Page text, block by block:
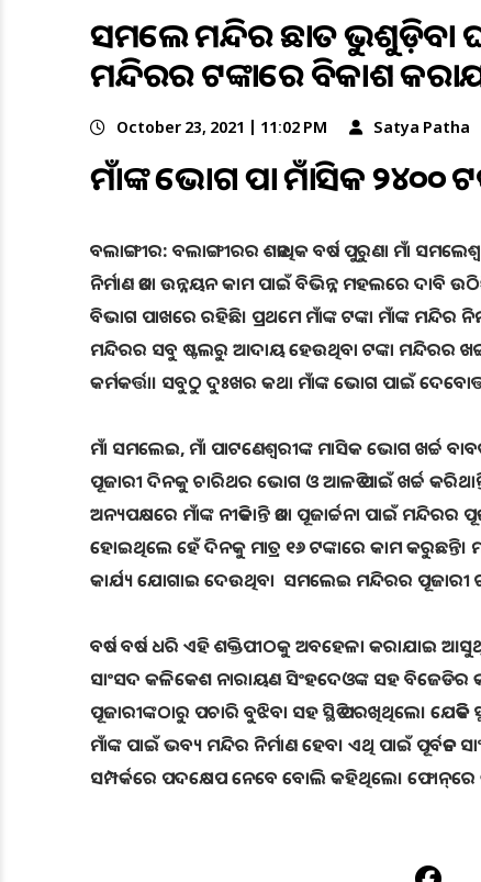
ସମଲେଇ ମନ୍ଦିର ଛାତ
ମନ୍ଦିରର ଟଙ୍କାରେ ବିକାଶ
October 23, 2021 | 11:02 PM Satya Patha
ମାଁଙ୍କ ଭୋଗ ପାଇଁ ମାସିକ ୨୪୦୦
ବଲାଙ୍ଗୀର: ବଲାଙ୍ଗୀରର ଶତାଧିକ ବର୍ଷ ପୁରୁଣା ମାଁ
ନିର୍ମାଣ ତଥା ଉନ୍ନୟନ କାମ ପାଇଁ ବିଭିନ୍ନ ମହଲରେ ଦାବି
ବିଭାଗ ପାଖରେ ରହିଛି। ପ୍ରଥମେ ମାଁଙ୍କ ଟଙ୍କା ମାଁଙ୍କ ମନ୍ଦିର
ମନ୍ଦିରର ସବୁ ଷ୍ଟଲରୁ ଆଦାୟ ହେଉଥିବା ଟଙ୍କା ମନ୍ଦିରର
କର୍ମକର୍ତ୍ତା। ସବୁଠୁ ଦୁଃଖର କଥା ମାଁଙ୍କ ଭୋଗ ପାଇଁ
ମାଁ ସମଲେଇ, ମାଁ ପାଟଣେଶ୍ୱରୀଙ୍କ ମାସିକ ଭୋଗ ଖର୍ଚ୍ଚ
ପୂଜାରୀ ଦିନକୁ ଚାରିଥର ଭୋଗ ଓ ଆଳତି ପାଇଁ ଖର୍ଚ୍ଚ
ଅନ୍ୟପକ୍ଷରେ ମାଁଙ୍କ ନୀତିକାନ୍ତି ତଥା ପୂଜାର୍ଚ୍ଚନା ପାଇଁ
ହୋଇଥିଲେ ହେଁ ଦିନକୁ ମାତ୍ର ୧୬ ଟଙ୍କାରେ କାମ
କାର୍ଯ୍ୟ ଯୋଗାଇ ଦେଉଥିବା ସମଲେଇ ମନ୍ଦିରର ପୂଜାରୀ
ବର୍ଷ ବର୍ଷ ଧରି ଏହି ଶକ୍ତିପୀଠକୁ ଅବହେଳା କରାଯାଇ
ସାଂସଦ କଳିକେଶ ନାରାୟଣ ସିଂହଦେଓଙ୍କ ସହ ବିଜେଡିର
ପୂଜାରୀଙ୍କଠାରୁ ପଚାରି ବୁଝିବା ସହ ସ୍ଥିତି ପରଖିଥିଲେ।
ମାଁଙ୍କ ପାଇଁ ଭବ୍ୟ ମନ୍ଦିର ନିର୍ମାଣ ହେବ। ଏଥି ପାଇଁ
ସମ୍ପର୍କରେ ପଦକ୍ଷେପ ନେବେ ବୋଲି କହିଥିଲେ।